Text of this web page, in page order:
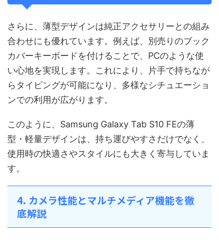
さらに、薄型デザインは純正アクセサリーとの組み
合わせにも優れています。例えば、別売りのブック
カバーキーボードを付けることで、PCのような使
い心地を実現します。これにより、片手で持ちなが
らタイピングが可能になり、多様なシチュエーショ
ンでの利用が広がります。
このように、Samsung Galaxy Tab S10 FEの薄
型・軽量デザインは、持ち運びやすさだけでなく、
使用時の快適さやスタイルにも大きく寄与していま
す。
4. カメラ性能とマルチメディア機能を徹
底解説